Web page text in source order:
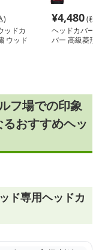
)
ッドカ
ウッド
¥4,480(税
ヘッドカバー
バー 高級菱形
フ場での印象
おすすめヘッ
ド専用ヘッドカ